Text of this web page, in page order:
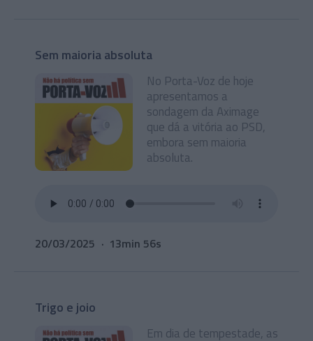
Sem maioria absoluta
No Porta-Voz de hoje
apresentamos a
sondagem da Aximage
que dá a vitória ao PSD,
embora sem maioria
absoluta.
20/03/2025 13min 56s
Trigo e joio
Em dia de tempestade, as